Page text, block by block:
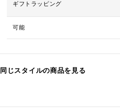
ギフトラッピング
可能
同じスタイルの商品を見る